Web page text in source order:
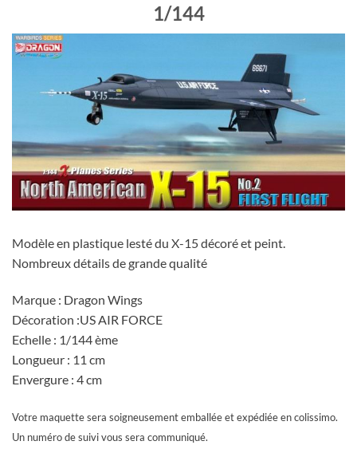
1/144
Modèle en plastique lesté du X-15 décoré et peint.
Nombreux détails de grande qualité
Marque : Dragon Wings
Décoration :US AIR FORCE
Echelle : 1/144 ème
Longueur : 11 cm
Envergure : 4 cm
Votre maquette sera soigneusement emballée et expédiée en colissimo.
Un numéro de suivi vous sera communiqué.